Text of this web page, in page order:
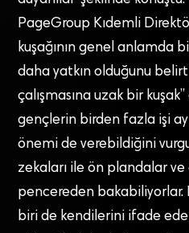
PageGroup Kıdemli
kuşağının genel anlamda
daha yatkın olduğunu
çalışmasına uzak bir
gençlerin birden fazla işi
önemi de verebildiğini
zekaları ile ön plandalar
pencereden bakabiliyorlar.
biri de kendilerini ifade